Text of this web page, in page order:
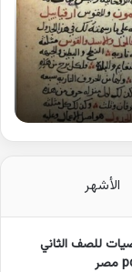
الأشهر
للصف الثاني